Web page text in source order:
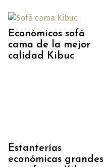
Económicos sofá
cama de la mejor
calidad Kibuc
Estanterías
económicas grandes